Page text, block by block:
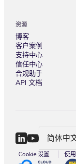
资源
博客
客户案例
支持中心
信任中心
合规助手
API 文档
简体中
Cookie 设置 使